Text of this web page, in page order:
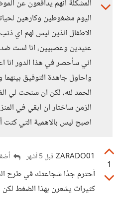
المشكلة انهم يدافعون عن
اليوم مضغوطين وكارهين
الاطفال الذين ليس لهم اي
عنيدين وعصبيين، انا لست
اني سأحصر في هذا الدور انا
واحاول جاهدة التوفيق
الحمد لله، لكن ان سنحت لي
الزمن ساختار ان ابقي في
اصبح ليس بالاهمية التي كنت
1
ZARADO01 قبل 5 أشهر
أحترم جدًا شجاعتك في طرح
كثيرات يشعرن بهذا الضغط لكن